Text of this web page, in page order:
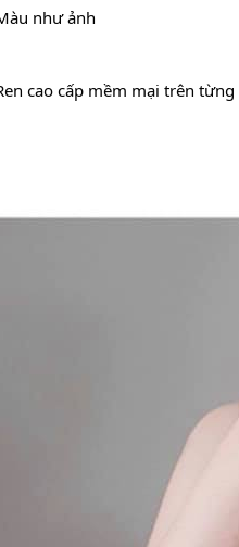
như ảnh
cao cấp mềm mại trên từng